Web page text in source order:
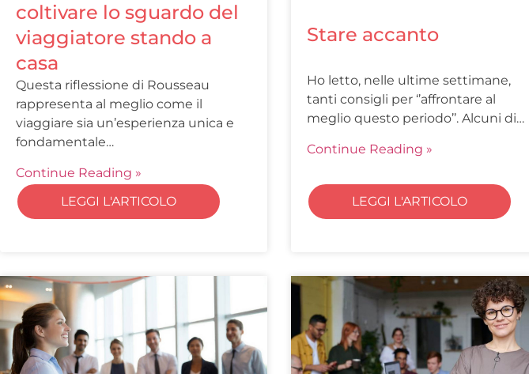
coltivare lo sguardo del
viaggiatore stando a
casa
Questa riflessione di Rousseau
rappresenta al meglio come il
viaggiare sia un’esperienza unica e
fondamentale…
Continue Reading »
LEGGI L'ARTICOLO
Stare accanto
Ho letto, nelle ultime settimane,
tanti consigli per ‘’affrontare al
meglio questo periodo’’. Alcuni di…
Continue Reading »
LEGGI L'ARTICOLO